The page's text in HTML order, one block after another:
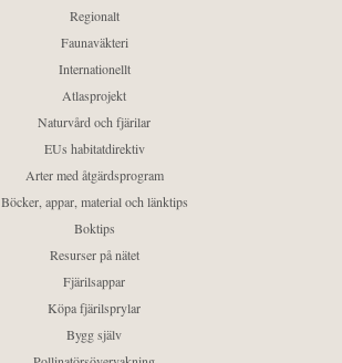
Regionalt
Faunaväkteri
Internationellt
Atlasprojekt
Naturvård och fjärilar
EUs habitatdirektiv
Arter med åtgärdsprogram
Böcker, appar, material och länktips
Boktips
Resurser på nätet
Fjärilsappar
Köpa fjärilsprylar
Bygg själv